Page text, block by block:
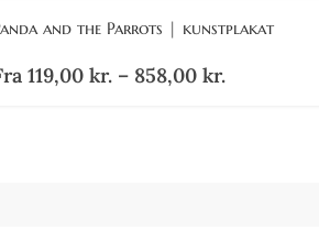
and the Parrots | kunstplakat
119,00 kr. – 858,00 kr.